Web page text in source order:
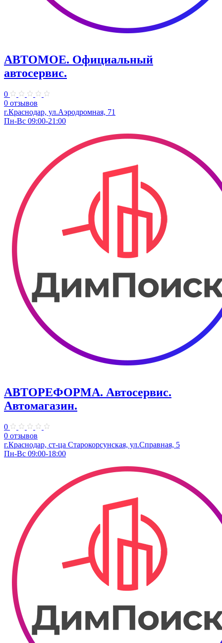
АВТОМОЕ. ​Официальный
автосервис.
0
0 отзывов
г.Краснодар, ул.​Аэродромная, 71
Пн-Вс 09:00-21:00
АВТОРЕФОРМА. Автосервис.
Автомагазин.
0
0 отзывов
г.Краснодар, ст-ца Старокорсунская, ул.Справная, 5
Пн-Вс 09:00-18:00